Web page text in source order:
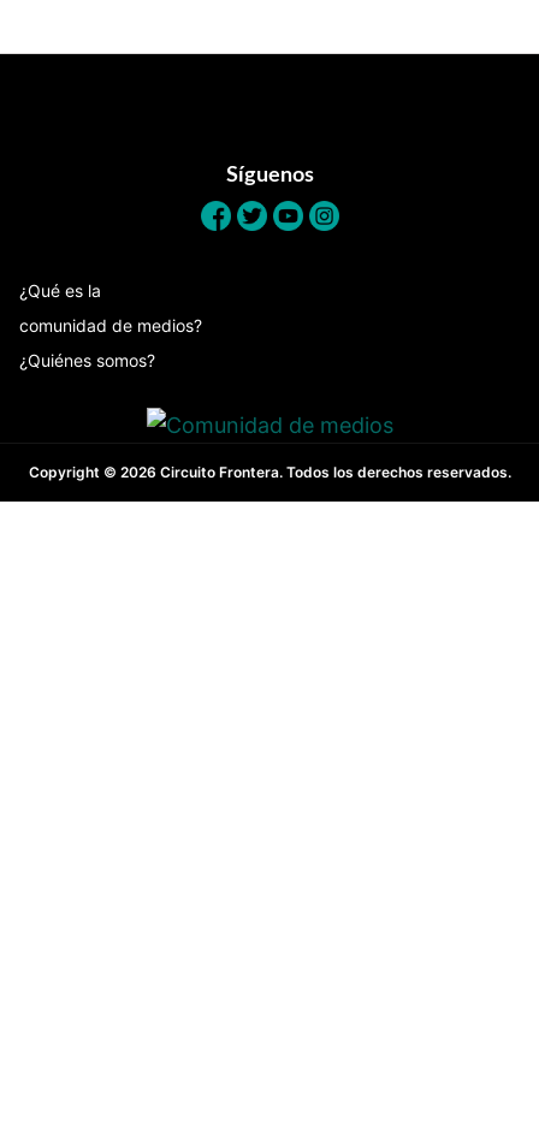
Síguenos
¿Qué es la
comunidad de medios?
¿Quiénes somos?
Copyright © 2026 Circuito Frontera. Todos los derechos reservados.